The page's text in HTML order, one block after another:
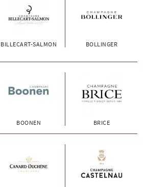
BILLECART-SALMON BOLLINGER
BOONEN BRICE